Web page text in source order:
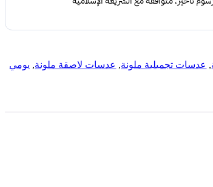
, عدسات تجميلية ملونة, عدسات لاصقة ملونة, يومي